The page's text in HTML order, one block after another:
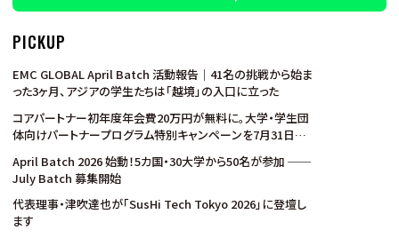
PICKUP
EMC GLOBAL April Batch 活動報告｜41名の挑戦から始ま
った3ヶ月、アジアの学生たちは「越境」の入口に立った
コアパートナー初年度年会費20万円が無料に。大学・学生団
体向けパートナープログラム特別キャンペーンを7月31日ま
April Batch 2026 始動！5カ国・30大学から50名が参加 ──
July Batch 募集開始
代表理事・津吹達也が「SusHi Tech Tokyo 2026」に登壇し
ます